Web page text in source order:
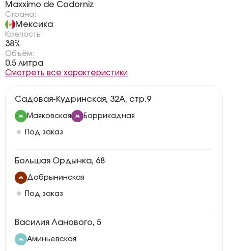
Maxximo de Codorniz
Страна:
Мексика
Крепость:
38%
Объём:
0.5 литра
Смотреть все характеристики
Садовая-Кудринская, 32А, стр.9
Маяковская Баррикадная
Под заказ
Большая Ордынка, 68
Добрынинская
Под заказ
Василия Ланового, 5
Аминьевская